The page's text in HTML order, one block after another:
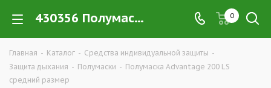
430356 Полумаска Advantage 200 LS средний размер купить в Екатеринбурге по низким ценам оптом — интернет-магазин CИЗ в розницу компании РПС Урал 0
Главная - Каталог - Средства индивидуальной защиты -
Защита дыхания - Полумаски - Полумаска Advantage 200 LS
средний размер